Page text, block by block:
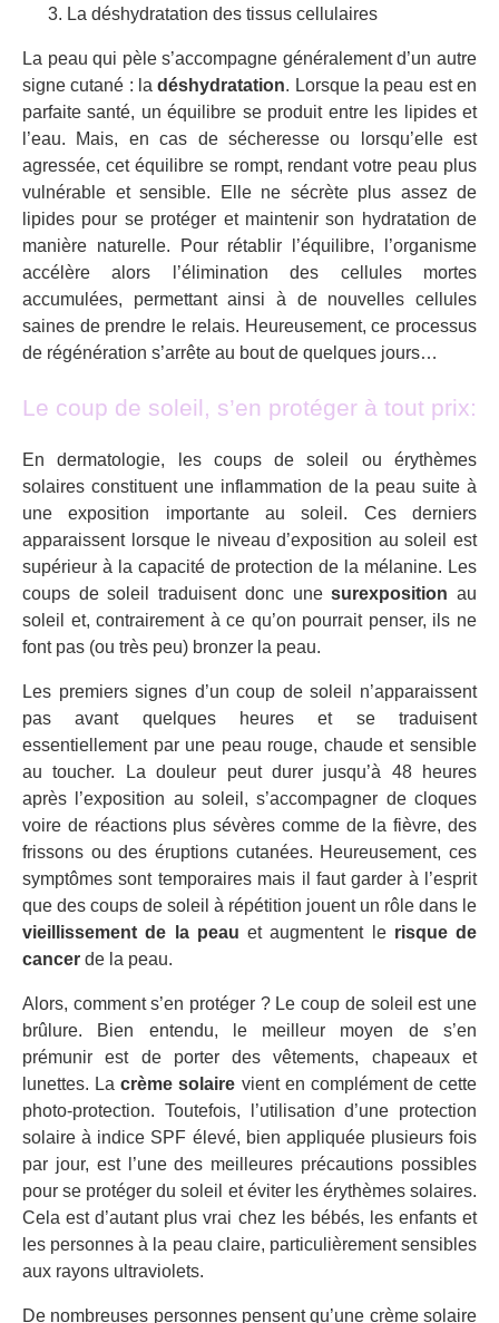
La déshydratation des tissus cellulaires
La peau qui pèle s’accompagne généralement d’un autre
signe cutané : ladéshydratation. Lorsque la peau est en
parfaite santé, un équilibre se produit entre les lipides et
l’eau. Mais, en cas de sécheresse ou lorsqu’elle est
agressée, cet équilibre se rompt, rendant votre peau plus
vulnérable et sensible. Elle ne sécrète plus assez de
lipides pour se protéger et maintenir son hydratation de
manière naturelle. Pour rétablir l’équilibre, l’organisme
accélère alors l’élimination des cellules mortes
accumulées, permettant ainsi à de nouvelles cellules
saines de prendre le relais. Heureusement, ce processus
de régénération s’arrête au bout de quelques jours…
Le coup de soleil, s’en protéger à tout prix:
En dermatologie, les coups de soleil ou érythèmes
solaires constituent une inflammation de la peau suite à
une exposition importante au soleil. Ces derniers
apparaissent lorsque le niveau d’exposition au soleil est
supérieur à la capacité de protection de la mélanine. Les
coups de soleil traduisent donc unesurexpositionau
soleil et, contrairement à ce qu’on pourrait penser, ils ne
font pas (ou très peu) bronzer la peau.
Les premiers signes d’un coup de soleil n’apparaissent
pas avant quelques heures et se traduisent
essentiellement par une peau rouge, chaude et sensible
au toucher. La douleur peut durer jusqu’à 48 heures
après l’exposition au soleil, s’accompagner de cloques
voire de réactions plus sévères comme de la fièvre, des
frissons ou des éruptions cutanées. Heureusement, ces
symptômes sont temporaires mais il faut garder à l’esprit
que des coups de soleil à répétition jouent un rôle dans le
vieillissement de la peau et augmentent lerisque de
cancer de la peau.
Alors, comment s’en protéger ? Le coup de soleil est une
brûlure. Bien entendu, le meilleur moyen de s’en
prémunir est de porter des vêtements, chapeaux et
lunettes. Lacrème solaire vient en complément de cette
photo-protection. Toutefois, l’utilisation d’une protection
solaire à indice SPF élevé, bien appliquée plusieurs fois
par jour, est l’une des meilleures précautions possibles
pour se protéger du soleil et éviter les érythèmes solaires.
Cela est d’autant plus vrai chez les bébés, les enfants et
les personnes à la peau claire, particulièrement sensibles
aux rayons ultraviolets.
De nombreuses personnes pensent qu’une crème solaire